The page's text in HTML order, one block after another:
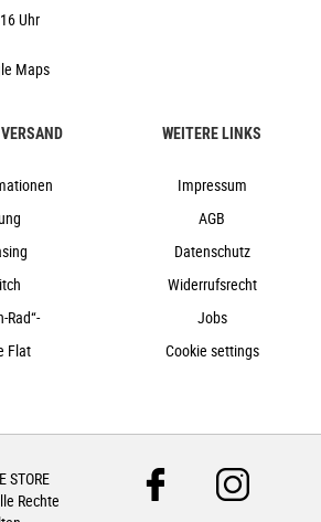
Mountainbike
hydraulisch
nein
Uhr
Maps
Rad“-
Flat
WEITERE LINKS
Impressum
AGB
Datenschutz
Widerrufsrecht
Jobs
Cookie settings
STORE
Rechte